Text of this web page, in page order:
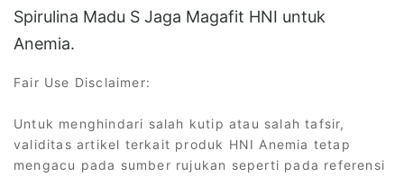
Spirulina Madu S Jaga Magafit HNI untuk
Anemia.
Fair Use Disclaimer:
Untuk menghindari salah kutip atau salah tafsir,
validitas artikel terkait produk HNI Anemia tetap
mengacu pada sumber rujukan seperti pada referensi